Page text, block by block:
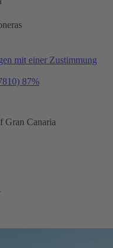
mit einer Zustimmung
87%
Gran Canaria